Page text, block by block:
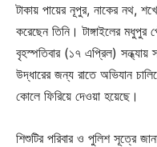
টাকায় পায়ের নূপুর, নাকের নথ,
করেছেন তিনি। টাঙ্গাইলের
বৃহস্পতিবার (১৭ এপ্রিল) সন্ধ্যায়
উদ্ধারের জন্য রাতে অভিযান
কোলে ফিরিয়ে দেওয়া হয়েছে।
শিশুটির পরিবার ও পুলিশ সূত্রে